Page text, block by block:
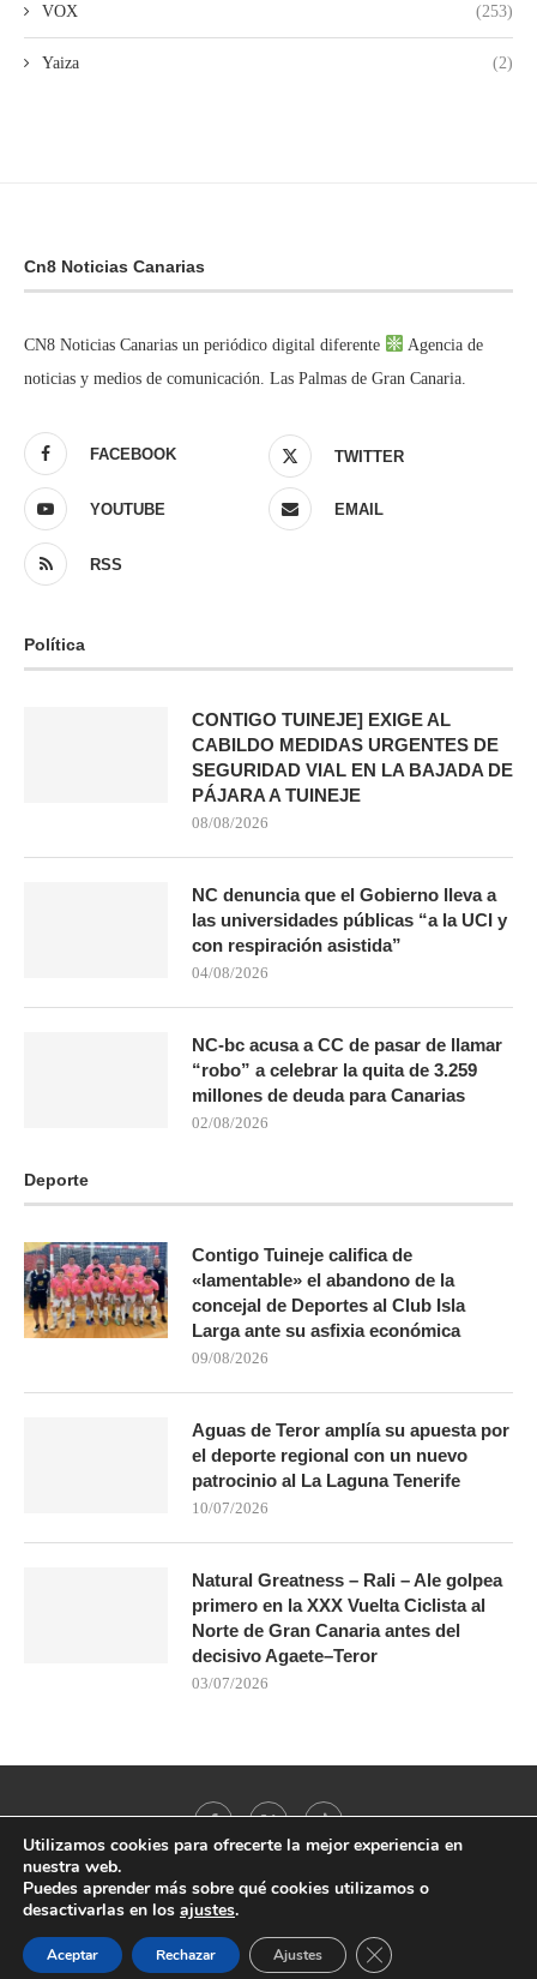
VOX (253)
Yaiza (2)
Cn8 Noticias Canarias
CN8 Noticias Canarias un periódico digital diferente
Agencia de
noticias y medios de comunicación. Las Palmas de Gran Canaria.
FACEBOOK TWITTER
YOUTUBE EMAIL
RSS
Política
CONTIGO TUINEJE] EXIGE AL
CABILDO MEDIDAS URGENTES DE
SEGURIDAD VIAL EN LA BAJADA DE
PÁJARA A TUINEJE
08/08/2026
NC denuncia que el Gobierno lleva a
las universidades públicas “a la UCI y
con respiración asistida”
04/08/2026
NC-bc acusa a CC de pasar de llamar
“robo” a celebrar la quita de 3.259
millones de deuda para Canarias
02/08/2026
Deporte
Contigo Tuineje califica de
«lamentable» el abandono de la
concejal de Deportes al Club Isla
Larga ante su asfixia económica
09/08/2026
Aguas de Teror amplía su apuesta por
el deporte regional con un nuevo
patrocinio al La Laguna Tenerife
10/07/2026
Natural Greatness – Rali – Ale golpea
primero en la XXX Vuelta Ciclista al
Norte de Gran Canaria antes del
decisivo Agaete–Teror
03/07/2026
@2021 - All Right Reserved. Designed and Developed by
BACK TO TOP
Utilizamos cookies para ofrecerte la mejor experiencia en
nuestra web.
Puedes aprender más sobre qué cookies utilizamos o
desactivarlas en los ajustes.
Aceptar Rechazar Ajustes CERRAR EL